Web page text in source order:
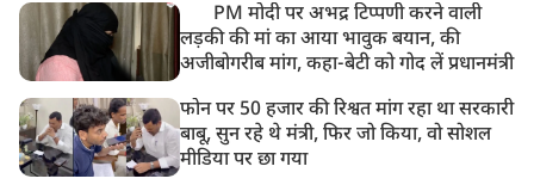
PM मोदी पर अभद्र टिप्पणी करने वाली
लड़की की मां का आया भावुक बयान, की
अजीबोगरीब मांग, कहा-बेटी को गोद लें प्रधानमंत्री
फोन पर 50 हजार की रिश्वत मांग रहा था सरकारी
बाबू, सुन रहे थे मंत्री, फिर जो किया, वो सोशल
मीडिया पर छा गया